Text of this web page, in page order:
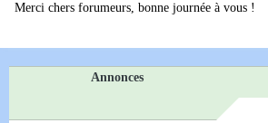
Merci chers forumeurs, bonne journée à vous !
Annonces